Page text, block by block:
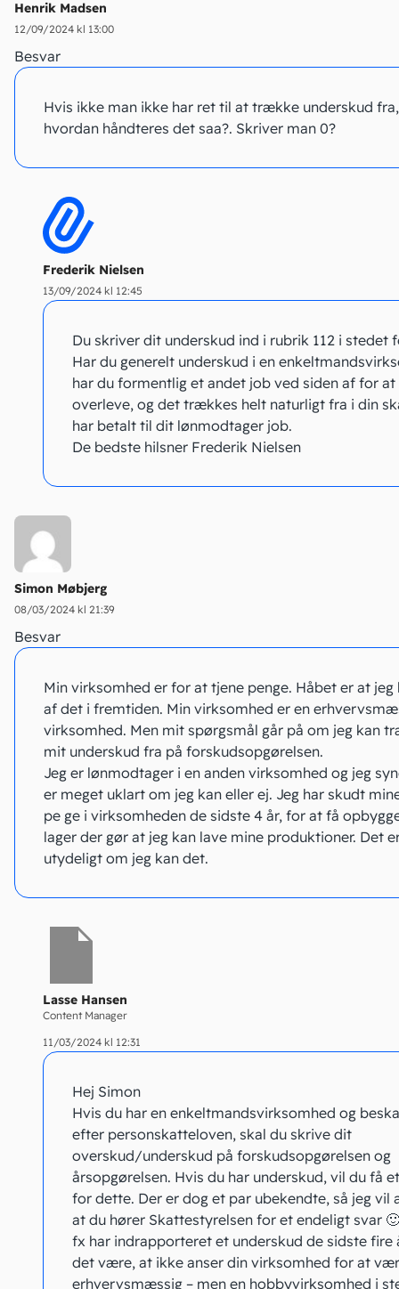
Henrik Madsen
12/09/2024 kl 13:00
Besvar
Hvis ikke man ikke har ret til at trække underskud fra,
hvordan håndteres det saa?. Skriver man 0?
Frederik Nielsen
13/09/2024 kl 12:45
Du skriver dit underskud ind i rubrik 112 i stedet
Har du generelt underskud i en
har du formentlig et andet job ved siden af for at
overleve, og det trækkes helt naturligt fra i din
har betalt til dit lønmodtager job.
De bedste hilsner Frederik Nielsen
Simon Møbjerg
08/03/2024 kl 21:39
Besvar
Min virksomhed er for at tjene penge. Håbet er at jeg
af det i fremtiden. Min virksomhed er en
virksomhed. Men mit spørgsmål går på om jeg kan
mit underskud fra på forskudsopgørelsen.
Jeg er lønmodtager i en anden virksomhed og jeg
er meget uklart om jeg kan eller ej. Jeg har skudt
pe ge i virksomheden de sidste 4 år, for at få
lager der gør at jeg kan lave mine produktioner. Det
utydeligt om jeg kan det.
Lasse Hansen
Content Manager
11/03/2024 kl 12:31
Hej Simon
Hvis du har en enkeltmandsvirksomhed og
efter personskatteloven, skal du skrive dit
overskud/underskud på forskudsopgørelsen og
årsopgørelsen. Hvis du har underskud, vil du få
for dette. Der er dog et par ubekendte, så jeg vil
at du hører Skattestyrelsen for et endeligt svar
fx har indrapporteret et underskud de sidste fire
det være, at ikke anser din virksomhed for at
erhvervsmæssig – men en hobbyvirksomhed i